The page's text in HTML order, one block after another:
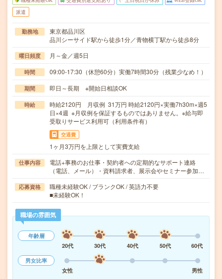
派遣
勤務地
東京都品川区
品川シーサイド駅から徒歩1分／青物横丁駅から徒歩8分
曜日頻度 月～金／週5日
時間 09:00-17:30（休憩60分）実働7時間30分（残業少なめ！）
期間 即日～長期 ※開始日相談OK
時給
時給2120円 月収例 31万円 時給2120円×実働7h30m×週5
日×4週 ※月収例を保証するものではありません。※給与即
受取りサービス利用可（利用条件有）
交通費
1ヶ月3万円を上限として実費支給
仕事内容
電話+事務のお仕事・契約者への定期的なサポート連絡
（電話、メール）・資料請求者、展示会やセミナー参加…
応募資格
職種未経験OK / ブランクOK / 英語力不要
■未経験OK！
職場の雰囲気
年齢層
20代
30代 40代 50代
60代
男女比率
女性
男性